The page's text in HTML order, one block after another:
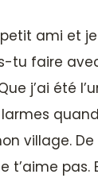
ami et
tu faire
j’ai été
De
t’aime